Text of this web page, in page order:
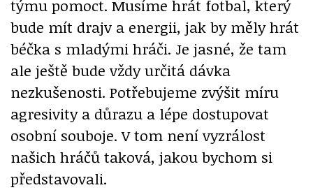
týmu pomoct. Musíme hrát fotbal, který
bude mít drajv a energii, jak by měly hrát
béčka s mladými hráči. Je jasné, že tam
ale ještě bude vždy určitá dávka
nezkušenosti. Potřebujeme zvýšit míru
agresivity a důrazu a lépe dostupovat
osobní souboje. V tom není vyzrálost
našich hráčů taková, jakou bychom si
představovali.